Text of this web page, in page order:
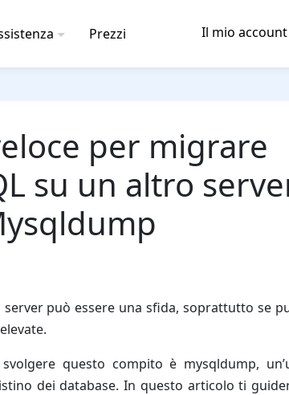
Prezzi Il mio account
per migrare
su un altro
può essere una sfida, soprattutto se
questo compito è mysqldump,
dei database. In questo articolo ti